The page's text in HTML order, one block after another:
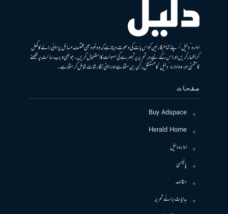
ادارہ ’دلیل‘ اپنے تمام قارئین کو اس بات کی دعوت دیتا ہے کہ وہ خود بھی مختلف مسائل پر اپنی رائے کا کھل
کر اظہار کریں اور اس کے لیے ہر تحریر پر تبصرے کی سہولت کا استعمال کریں۔ جو بھی ویب سائٹ پر لکھنے
کا متمنی ہو، وہ ادارہ ’دلیل‘ کا مستقل رکن بن سکتا ہے اور اپنی نگارشات شامل کرسکتا ہے۔
صفحات
Buy Adspace
Herald Home
ادارہ دلیل
پالیسی
مقاصد
ہدایات برائے تحریر